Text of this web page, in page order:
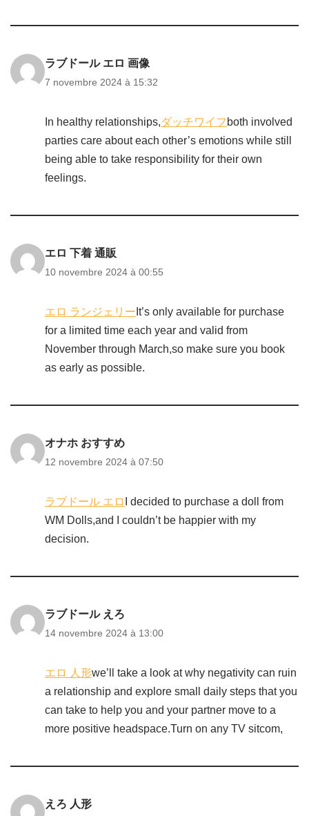
ラブドール エロ 画像
7 novembre 2024 à 15:32
In healthy relationships,ダッチワイフ both involved
parties care about each other’s emotions while still
being able to take responsibility for their own
feelings.
エロ 下着 通販
10 novembre 2024 à 00:55
エロ ランジェリー It’s only available for purchase
for a limited time each year and valid from
November through March,so make sure you book
as early as possible.
オナホ おすすめ
12 novembre 2024 à 07:50
ラブドール エロ
I decided to purchase a doll from
WM Dolls,and I couldn’t be happier with my
decision.
ラブドール えろ
14 novembre 2024 à 13:00
エロ 人形we’ll take a look at why negativity can ruin
a relationship and explore small daily steps that you
can take to help you and your partner move to a
more positive headspace.Turn on any TV sitcom,
えろ 人形